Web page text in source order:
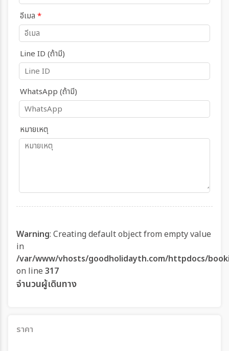
อีเมล *
Line ID (ถ้ามี)
WhatsApp (ถ้ามี)
หมายเหตุ
Warning: Creating default object from empty value
in
/var/www/vhosts/goodholidayth.com/httpdocs/
on line 317
จำนวนผู้เดินทาง
ราคา